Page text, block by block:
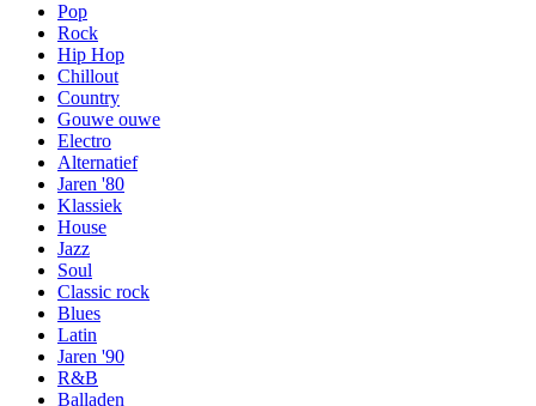
Pop
Rock
Hip Hop
Chillout
Country
Gouwe ouwe
Electro
Alternatief
Jaren '80
Klassiek
House
Jazz
Soul
Classic rock
Blues
Latin
Jaren '90
R&B
Balladen